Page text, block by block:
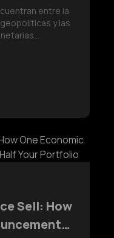
de la
entre la
y las
encontrados
y
Sell: How